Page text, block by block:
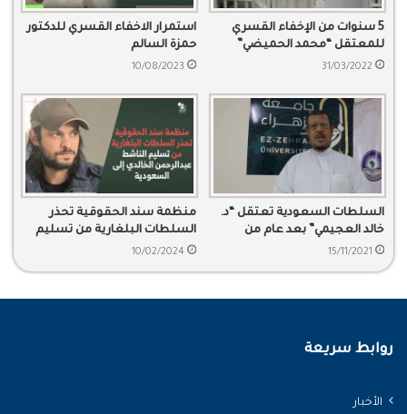
5 سنوات من الإخفاء القسري
للمعتقل “محمد الحميضي”
31/03/2022
استمرار الاخفاء القسري للدكتور
حمزة السالم
10/08/2023
السلطات السعودية تعتقل “د.
خالد العجيمي” بعد عام من
الإفراج عنه
15/11/2021
منظمة سند الحقوقية تحذر
السلطات البلغارية من تسليم
الناشط عبدالرحمن الخالدي إلى
10/02/2024
روابط سريعة
الأخبار